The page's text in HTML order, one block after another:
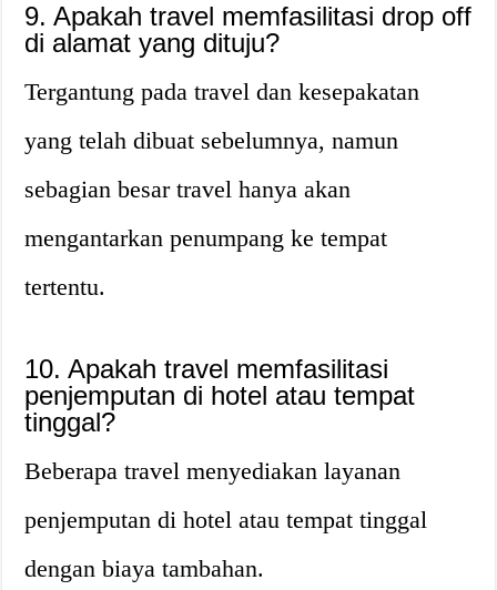
9. Apakah travel memfasilitasi drop off
di alamat yang dituju?
Tergantung pada travel dan kesepakatan
yang telah dibuat sebelumnya, namun
sebagian besar travel hanya akan
mengantarkan penumpang ke tempat
tertentu.
10. Apakah travel memfasilitasi
penjemputan di hotel atau tempat
tinggal?
Beberapa travel menyediakan layanan
penjemputan di hotel atau tempat tinggal
dengan biaya tambahan.